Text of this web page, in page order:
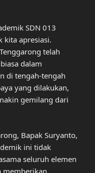
SDN 013
kita apresiasi.
telah
dalam
di tengah-tengah
yang dilakukan,
gemilang dari
Bapak Suryanto,
ini tidak
seluruh elemen
memberikan